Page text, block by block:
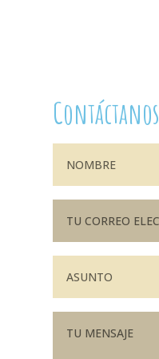
Contáctanos